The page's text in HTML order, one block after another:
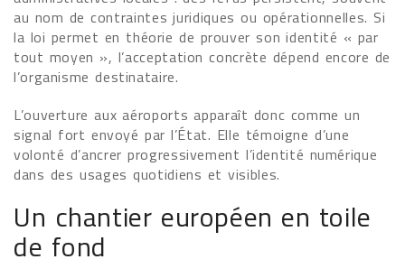
au nom de contraintes juridiques ou opérationnelles. Si
la loi permet en théorie de prouver son identité « par
tout moyen », l’acceptation concrète dépend encore de
l’organisme destinataire.
L’ouverture aux aéroports apparaît donc comme un
signal fort envoyé par l’État. Elle témoigne d’une
volonté d’ancrer progressivement l’identité numérique
dans des usages quotidiens et visibles.
Un chantier européen en toile
de fond